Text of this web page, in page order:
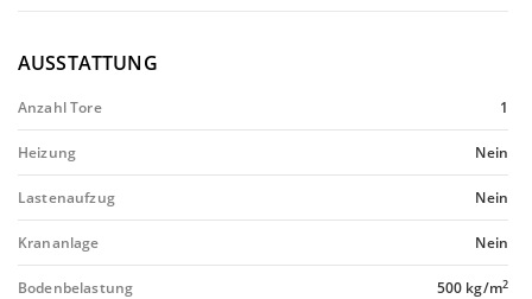
AUSSTATTUNG
Anzahl Tore 1
Heizung Nein
Lastenaufzug Nein
Krananlage Nein
Bodenbelastung 500 kg/m2